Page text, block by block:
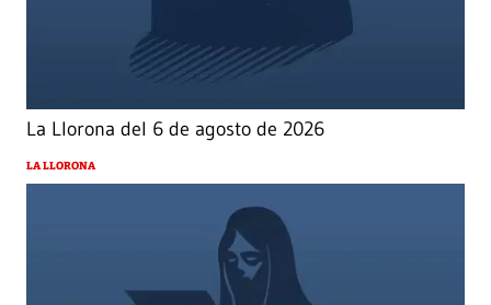
La Llorona del 6 de agosto de 2026
LA LLORONA